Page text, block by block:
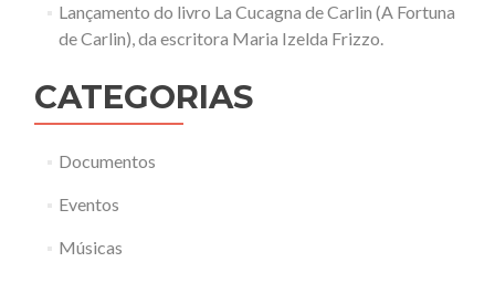
Lançamento do livro La Cucagna de Carlin (A Fortuna
de Carlin), da escritora Maria Izelda Frizzo.
CATEGORIAS
Documentos
Eventos
Músicas